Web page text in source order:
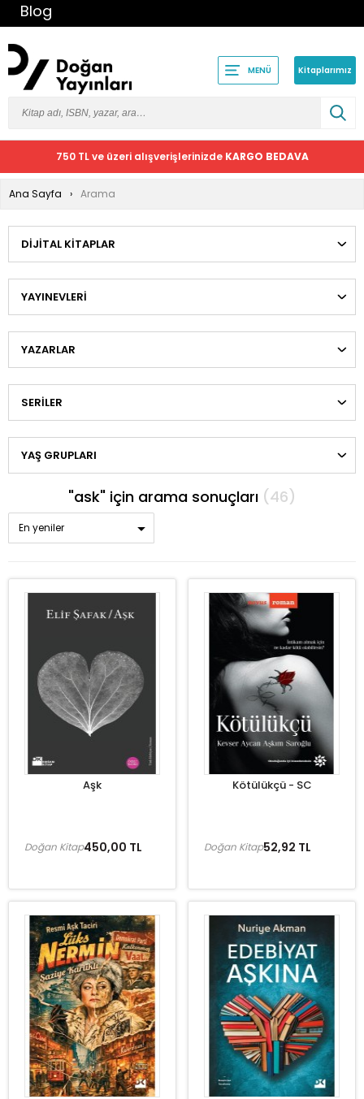
Blog
MENÜ Kitaplarımız
750 TL ve üzeri alışverişlerinizde KARGO BEDAVA
Ana Sayfa Arama
DIJITAL KITAPLAR
YAYINEVLERI
YAZARLAR
SERILER
YAŞ GRUPLARI
"ask" için arama sonuçları (46)
En yeniler
Aşk
450,00 TL
Doğan Kitap
Kötülükçü - SC
52,92 TL
Doğan Kitap